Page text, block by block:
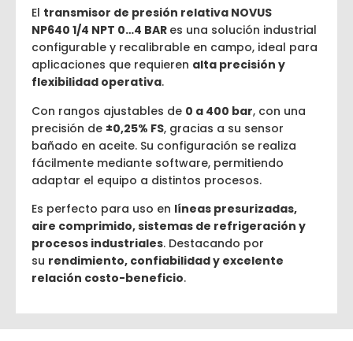
El transmisor de presión relativa NOVUS
NP640 1/4 NPT 0…4 BAR es una solución industrial
configurable y recalibrable en campo, ideal para
aplicaciones que requieren alta precisión y
flexibilidad operativa.
Con rangos ajustables de 0 a 400 bar, con una
precisión de ±0,25% FS, gracias a su sensor
bañado en aceite. Su configuración se realiza
fácilmente mediante software, permitiendo
adaptar el equipo a distintos procesos.
Es perfecto para uso en líneas presurizadas,
aire comprimido, sistemas de refrigeración y
procesos industriales. Destacando por
su rendimiento, confiabilidad y excelente
relación costo-beneficio.